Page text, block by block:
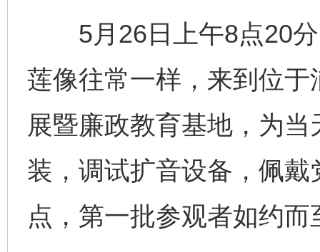
5月26日上午8点20分
莲像往常一样，来到位
展暨廉政教育基地，为
装，调试扩音设备，佩
点，第一批参观者如约而